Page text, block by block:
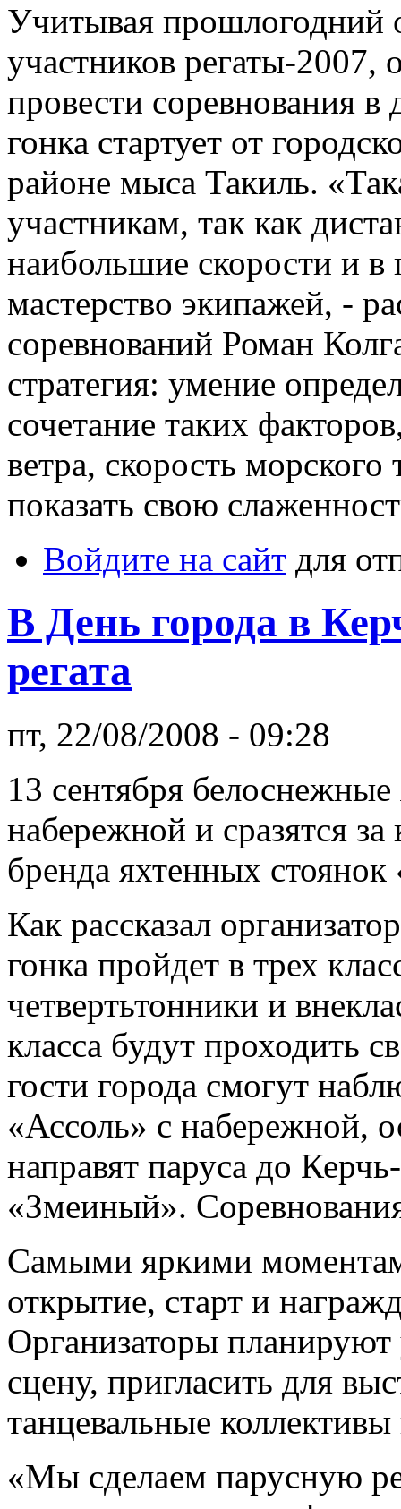
Учитывая прошлогодний
участников регаты-2007,
провести соревнования
гонка стартует от
районе мыса Такиль.
участникам, так как
наибольшие скорости и в
мастерство экипажей, -
соревнований Роман
стратегия: умение
сочетание таких
ветра, скорость
показать свою
Войдите на сайт для
В День города в
регата
пт, 22/08/2008 - 09:28
13 сентября
набережной и сразятся
бренда яхтенных
Как рассказал
гонка пройдет в трех
четвертьтонники и
класса будут проходить
гости города смогут
«Ассоль» с набережной,
направят паруса до
«Змеиный».
Самыми яркими
открытие, старт и
Организаторы
сцену, пригласить для
танцевальные коллективы
«Мы сделаем парусную